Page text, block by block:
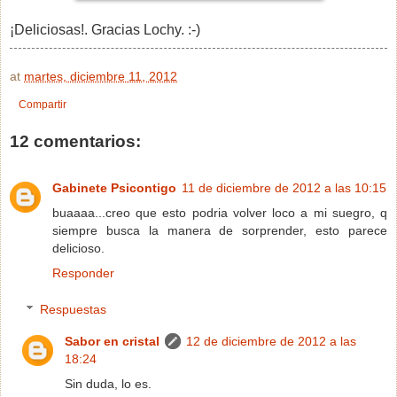
¡Deliciosas!. Gracias Lochy. :-)
at martes, diciembre 11, 2012
Compartir
12 comentarios:
Gabinete Psicontigo 11 de diciembre de 2012 a las 10:15
buaaaa...creo que esto podria volver loco a mi suegro, q
siempre busca la manera de sorprender, esto parece
delicioso.
Responder
Respuestas
Sabor en cristal
12 de diciembre de 2012 a las
18:24
Sin duda, lo es.